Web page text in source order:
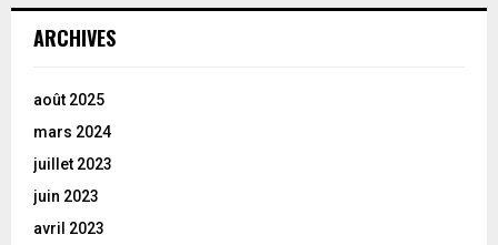
ARCHIVES
août 2025
mars 2024
juillet 2023
juin 2023
avril 2023